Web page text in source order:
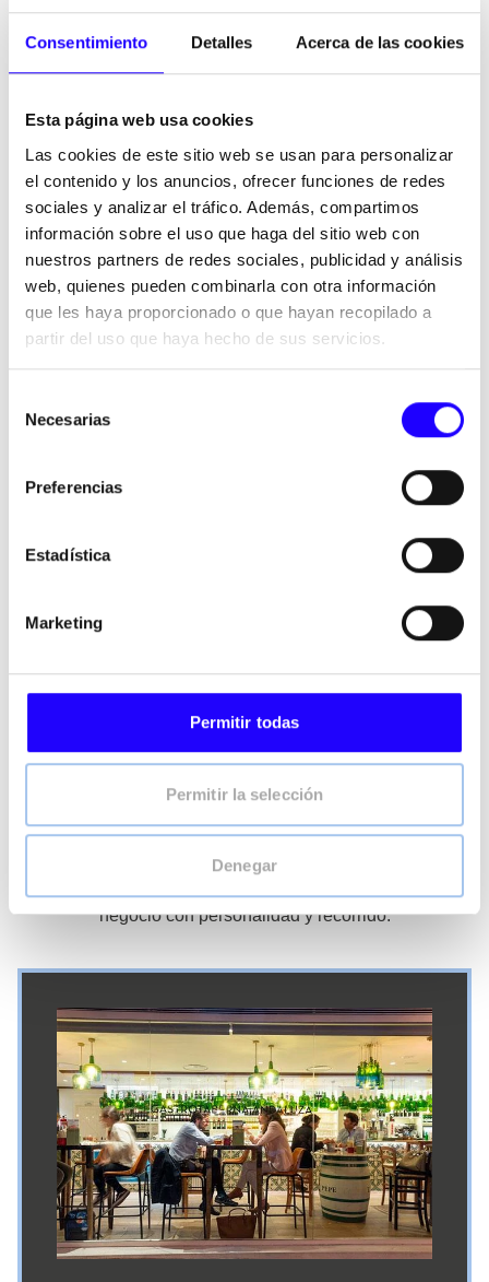
Consentimiento Detalles Acerca de las cookies
Esta página web usa cookies
Las cookies de este sitio web se usan para personalizar
el contenido y los anuncios, ofrecer funciones de redes
sociales y analizar el tráfico. Además, compartimos
información sobre el uso que haga del sitio web con
nuestros partners de redes sociales, publicidad y análisis
web, quienes pueden combinarla con otra información
que les haya proporcionado o que hayan recopilado a
partir del uso que haya hecho de sus servicios.
Necesarias
Preferencias
Estadística
Marketing
Permitir todas
Permitir la selección
Denegar
ROYALTY
5%
DURACIÓN DEL CONTRATO
12 AÑOS
es más que un concepto de restauración: es
producto, el ambiente y el momento compartido son
Buscamos personas con iniciativa y sensibilidad por
la hostelería, interesadas en desarrollar y gestionar un
conexión con el cliente.
propia, que traslada la esencia del Sur a entornos
urbanos y crea momentos que invitan a volver,
negocio con personalidad y recorrido.